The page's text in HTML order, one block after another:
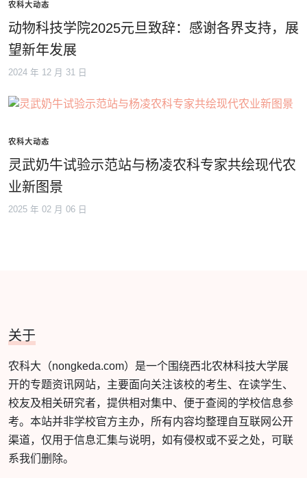
农科大动态
动物科技学院2025元旦致辞：感谢各界支持，展
望新年发展
2024 年 12 月 31 日
农科大动态
灵武奶牛试验示范站与杨凌农科专家共绘现代农
业新图景
2025 年 02 月 06 日
关于
农科大（nongkeda.com）是一个围绕西北农林科技大学展
开的专题资讯网站，主要面向关注该校的考生、在读学生、
校友及相关研究者，提供相对集中、便于查阅的学校信息参
考。本站并非学校官方主办，所有内容均整理自互联网公开
渠道，仅用于信息汇集与说明，如有侵权或不妥之处，可联
系我们删除。